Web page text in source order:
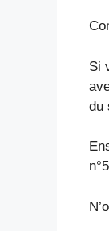
Si
du